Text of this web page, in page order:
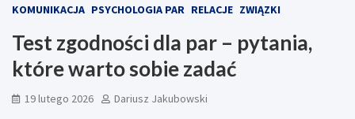
KOMUNIKACJA PSYCHOLOGIA PAR RELACJE ZWIĄZKI
Test zgodności dla par – pytania,
które warto sobie zadać
19 lutego 2026 Dariusz Jakubowski